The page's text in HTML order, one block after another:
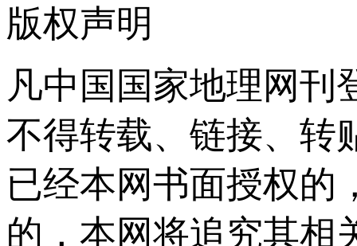
版权声明
凡中国国家地理网刊
不得转载、链接、转
已经本网书面授权的
的，本网将追究其相